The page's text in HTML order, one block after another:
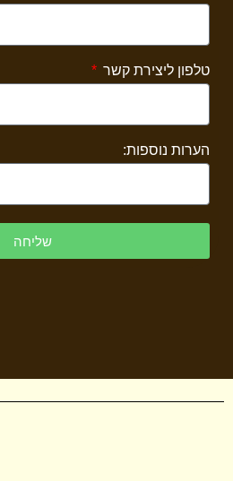
טלפון ליצירת קשר
הערות נוספות:
שליחה